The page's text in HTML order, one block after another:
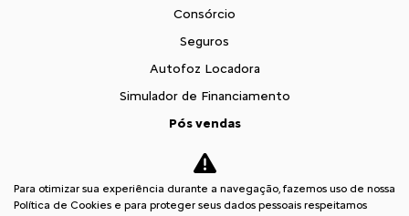
Consórcio
Seguros
Autofoz Locadora
Simulador de Financiamento
Pós vendas
Citroën Citizen
Revisões
Peças e acessórios
Para otimizar sua experiência durante a navegação, fazemos uso de nossa
Política de Cookies e para proteger seus dados pessoais respeitamos